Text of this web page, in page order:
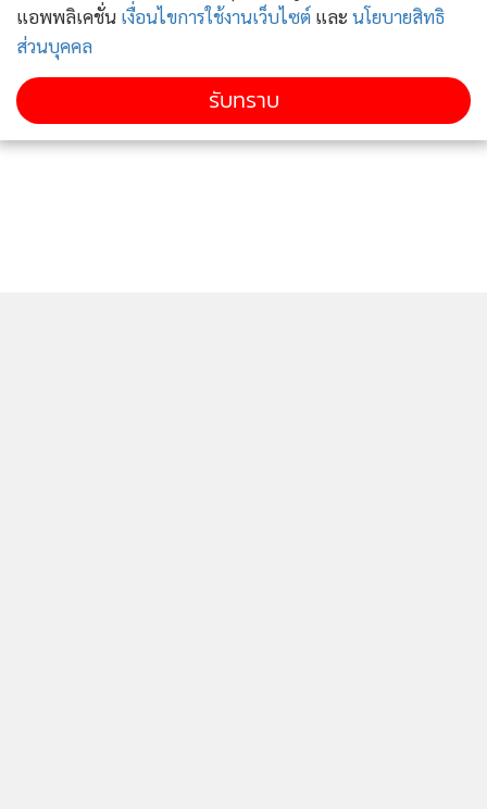
ลัทธยากร รัฐมนตรีว่าการกระทรวงเกษตรและสหกรณ์ เป็น
ประธาน
โครงการความร่วมมือนี้มีเป้าหมายในการบูรณาการศักยภาพ
ของภาครัฐและเอกชน ในการวิจัย พัฒนา และต่อยอดเทคโนโลยี
แอพพลิเคชั่น เงื่อนไขการใช้งานเว็บไซต์ และ นโยบายสิทธิ
ส่วนบุคคล
รับทราบ